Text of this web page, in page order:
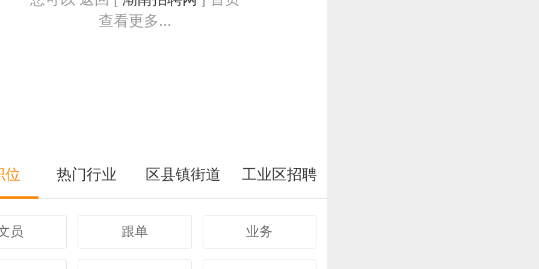
查看更多...
位 热门行业 区县镇街道 工业区招聘
员 跟单 业务